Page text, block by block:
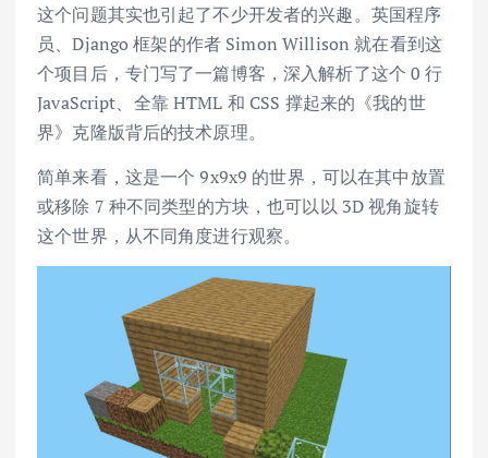
这个问题其实也引起了不少开发者的兴趣。英国程序
员、Django 框架的作者 Simon Willison 就在看到这
个项目后，专门写了一篇博客，深入解析了这个 0 行
JavaScript、全靠 HTML 和 CSS 撑起来的《我的世
界》克隆版背后的技术原理。
简单来看，这是一个 9x9x9 的世界，可以在其中放置
或移除 7 种不同类型的方块，也可以以 3D 视角旋转
这个世界，从不同角度进行观察。